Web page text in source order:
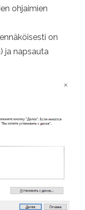
ohjaimien
on
ja napsauta